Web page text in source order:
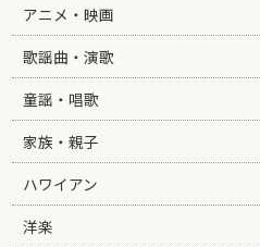
アニメ・映画
歌謡曲・演歌
童謡・唱歌
家族・親子
ハワイアン
洋楽